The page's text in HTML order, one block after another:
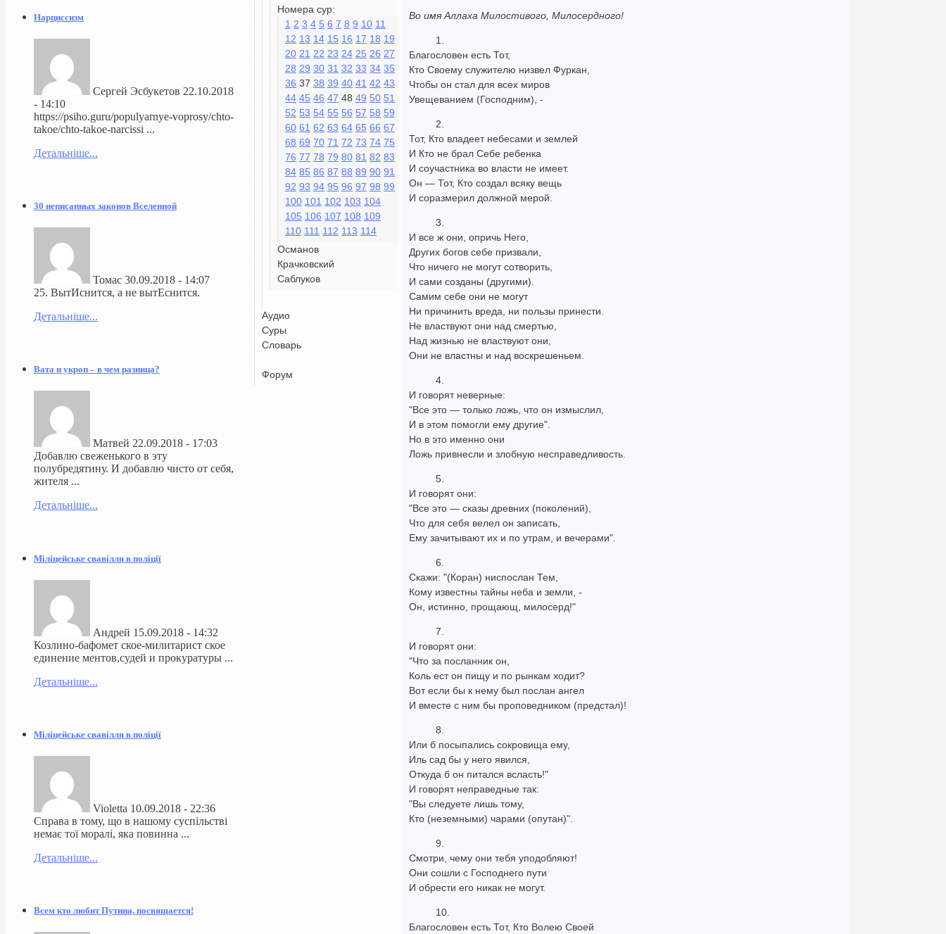
Номера сур:
1 2 3 4 5 6 7 8 9 10 11
12 13 14 15 16 17 18 19
20 21 22 23 24 25 26 27
28 29 30 31 32 33 34 35
36 37 38 39 40 41 42 43
44 45 46 47 48 49 50 51
52 53 54 55 56 57 58 59
60 61 62 63 64 65 66 67
68 69 70 71 72 73 74 75
76 77 78 79 80 81 82 83
84 85 86 87 88 89 90 91
92 93 94 95 96 97 98 99
100 101 102 103 104
105 106 107 108 109
110 111 112 113 114
Османов
Крачковский
Саблуков
Аудио
Суры
Словарь
Форум
Во имя Аллаха Милостивого, Милосердного!
1.
Благословен есть Тот,
Кто Своему служителю низвел Фуркан,
Чтобы он стал для всех миров
Увещеванием (Господним), -
2.
Тот, Кто владеет небесами и землей
И Кто не брал Себе ребенка
И соучастника во власти не имеет.
Он — Тот, Кто создал всяку вещь
И соразмерил должной мерой.
3.
И все ж они, опричь Него,
Других богов себе призвали,
Что ничего не могут сотворить,
И сами созданы (другими).
Самим себе они не могут
Ни причинить вреда, ни пользы принести.
Не властвуют они над смертью,
Над жизнью не властвуют они,
Они не властны и над воскрешеньем.
4.
И говорят неверные:
"Все это — только ложь, что он измыслил,
И в этом помогли ему другие".
Но в это именно они
Ложь привнесли и злобную несправедливость.
5.
И говорят они:
"Все это — сказы древних (поколений),
Что для себя велел он записать,
Ему зачитывают их и по утрам, и вечерами".
6.
Скажи: "(Коран) ниспослан Тем,
Кому известны тайны неба и земли, -
Он, истинно, прощающ, милосерд!"
7.
И говорят они:
"Что за посланник он,
Коль ест он пищу и по рынкам ходит?
Вот если бы к нему был послан ангел
И вместе с ним бы проповедником (предстал)!
8.
Или б посыпались сокровища ему,
Иль сад бы у него явился,
Откуда б он питался всласть!"
И говорят неправедные так:
"Вы следуете лишь тому,
Кто (неземными) чарами (опутан)".
9.
Смотри, чему они тебя уподобляют!
Они сошли с Господнего пути
И обрести его никак не могут.
10.
Благословен есть Тот, Кто Волею Своей
Нарциссизм
Сергей Эсбукетов 22.10.2018
- 14:10
https://psiho.guru/populyarnye-voprosy/chto-
takoe/chto-takoe-narcissi ...
Детальніше...
30 неписанных законов Вселенной
Томас 30.09.2018 - 14:07
25. ВытИснится, а не вытЕснится.
Детальніше...
Вата и укроп – в чем разница?
Матвей 22.09.2018 - 17:03
Добавлю свеженького в эту
полубредятину. И добавлю чисто от себя,
жителя ...
Детальніше...
Міліцейське свавілля в поліції
Андрей 15.09.2018 - 14:32
Козлино-бафомет ское-милитарист ское
единение ментов,судей и прокуратуры ...
Детальніше...
Міліцейське свавілля в поліції
Violetta 10.09.2018 - 22:36
Справа в тому, що в нашому суспільстві
немає тої моралі, яка повинна ...
Детальніше...
Всем кто любит Путина, посвящается!